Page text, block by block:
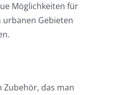
Möglichkeiten für
urbanen Gebieten
Zubehör, das man